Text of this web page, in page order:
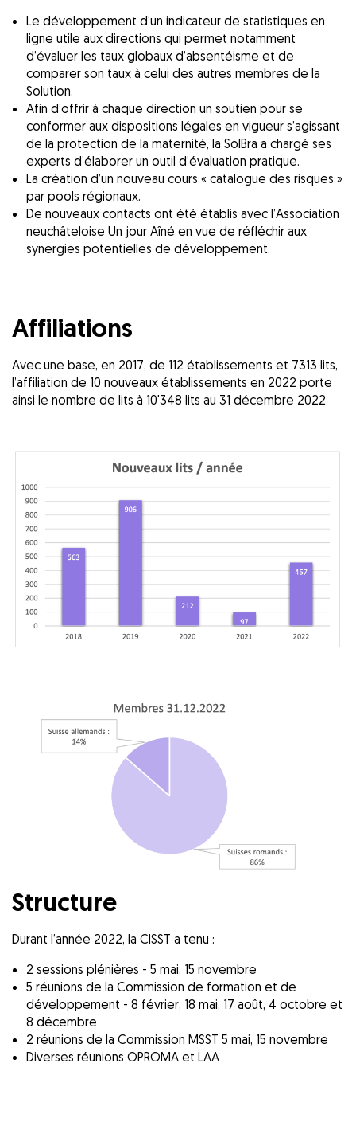
Le développement d’un indicateur de statistiques en
ligne utile aux directions qui permet notamment
d’évaluer les taux globaux d’absentéisme et de
comparer son taux à celui des autres membres de la
Solution.
Afin d’offrir à chaque direction un soutien pour se
conformer aux dispositions légales en vigueur s’agissant
de la protection de la maternité, la SolBra a chargé ses
experts d’élaborer un outil d’évaluation pratique.
La création d’un nouveau cours « catalogue des risques »
par pools régionaux.
De nouveaux contacts ont été établis avec l’Association
neuchâteloise Un jour Aîné en vue de réfléchir aux
synergies potentielles de développement.
Affiliations
Avec une base, en 2017, de 112 établissements et 7313 lits,
l’affiliation de 10 nouveaux établissements en 2022 porte
ainsi le nombre de lits à 10'348 lits au 31 décembre 2022
Structure
Durant l’année 2022, la CISST a tenu :
2 sessions plénières - 5 mai, 15 novembre
5 réunions de la Commission de formation et de
développement - 8 février, 18 mai, 17 août, 4 octobre et
8 décembre
2 réunions de la Commission MSST 5 mai, 15 novembre
Diverses réunions OPROMA et LAA